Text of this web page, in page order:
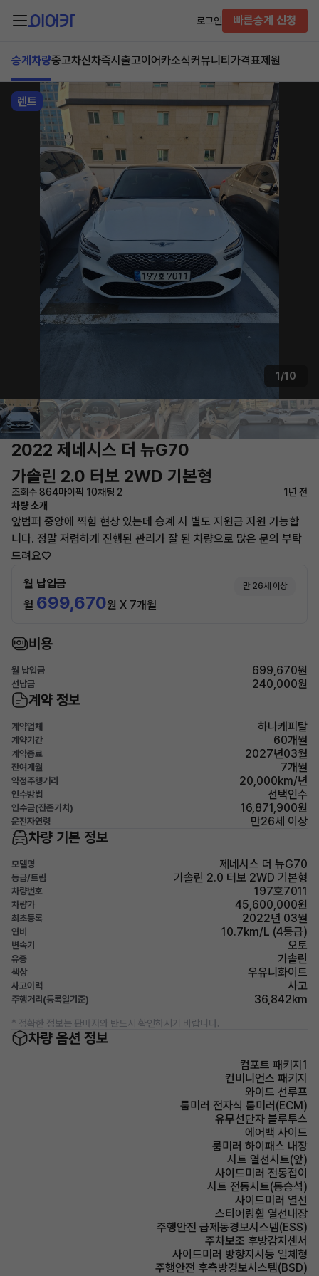
로그인 빠른승계 신청
승계차량중고차신차즉시출고이어카소식커뮤니티 가격표제원
렌트
1/10
2022 제네시스 더 뉴G70
가솔린 2.0 터보 2WD 기본형
조회수 864마이픽 10채팅 2
1년 전
차량 소개
앞범퍼 중앙에 찍힘 현상 있는데 승계 시 별도 지원금 지원 가능합
니다. 정말 저렴하게 진행된 관리가 잘 된 차량으로 많은 문의 부탁
드려요♡
월 납입금 만 26세 이상
월 699,670원 X 7개월
비용
월 납입금 699,670원
선납금 240,000원
계약 정보
계약업체 하나캐피탈
계약기간 60개월
계약종료 2027년03월
잔여개월 7개월
약정주행거리 20,000km/년
인수방법 선택인수
인수금(잔존가치) 16,871,900원
운전자연령 만26세 이상
차량 기본 정보
모델명 제네시스 더 뉴G70
등급/트림 가솔린 2.0 터보 2WD 기본형
차량번호 197호7011
차량가 45,600,000원
최초등록 2022년 03월
연비 10.7km/L (4등급)
변속기 오토
유종 가솔린
색상 우유니화이트
사고이력 사고
주행거리(등록일기준) 36,842km
* 정확한 정보는 판매자와 반드시 확인하시기 바랍니다.
차량 옵션 정보
컴포트 패키지1
컨비니언스 패키지
와이드 선루프
룸미러 전자식 룸미러(ECM)
유무선단자 블루투스
에어백 사이드
룸미러 하이패스 내장
시트 열선시트(앞)
사이드미러 전동접이
시트 전동시트(동승석)
사이드미러 열선
스티어링휠 열선내장
주행안전 급제동경보시스템(ESS)
주차보조 후방감지센서
사이드미러 방향지시등 일체형
주행안전 후측방경보시스템(BSD)